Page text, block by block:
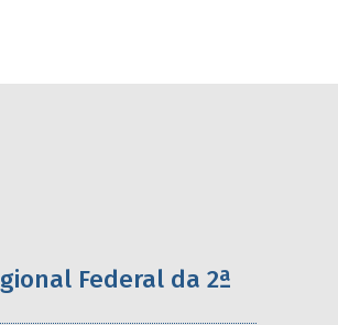
sobre os órgãos da 2ª
Federal da 2ª